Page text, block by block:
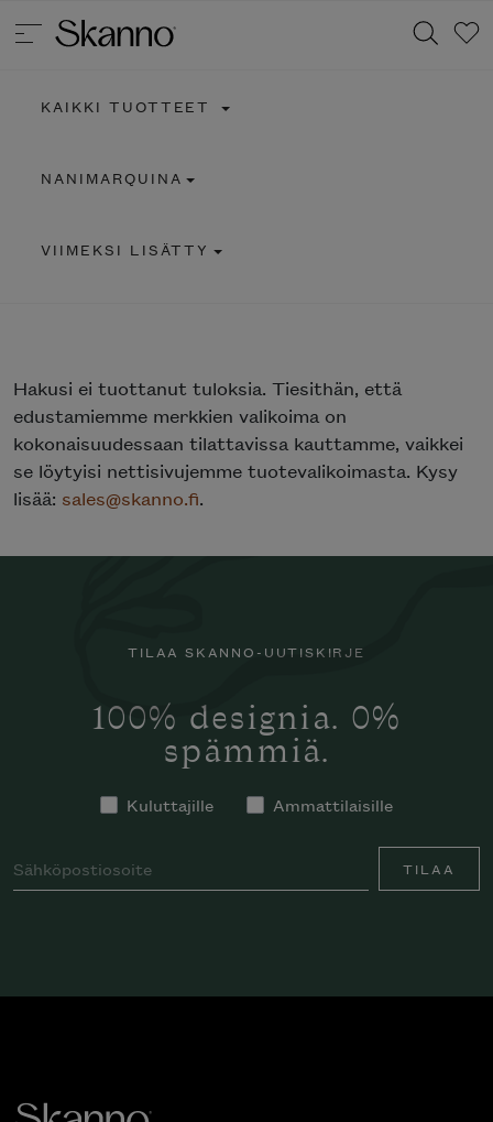
KAIKKI TUOTTEET
NANIMARQUINA
VIIMEKSI LISÄTTY
Hakusi ei tuottanut tuloksia. Tiesithän, että
edustamiemme merkkien valikoima on
kokonaisuudessaan tilattavissa kauttamme, vaikkei
se löytyisi nettisivujemme tuotevalikoimasta. Kysy
lisää: sales@skanno.fi.
TILAA SKANNO-UUTISKIRJE
100% designia. 0%
spämmiä.
Kuluttajille Ammattilaisille
TILAA